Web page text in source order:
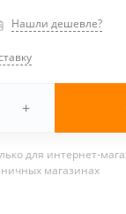
Нашли дешевле?
+
для интернет-
магазинах